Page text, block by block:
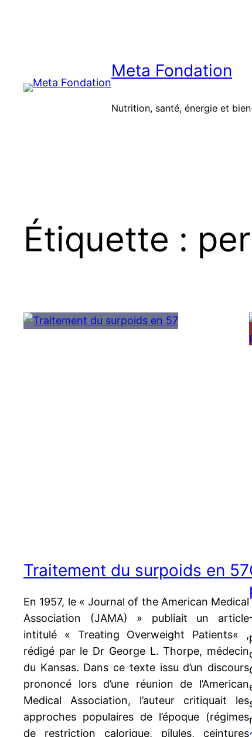
Meta Fondation
Nutrition, santé, énergie et
Étiquette :
Traitement du surpoids en 57
En 1957, le « Journal of the American Medical
Association (JAMA) » publiait un article
intitulé « Treating Overweight Patients« ,
rédigé par le Dr George L. Thorpe, médecin
du Kansas. Dans ce texte issu d’un discours
prononcé lors d’une réunion de l’American
Medical Association, l’auteur critiquait les
approches populaires de l’époque (régimes
de restriction calorique, pilules, ceintures